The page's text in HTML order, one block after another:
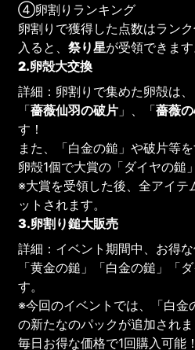
④卵割りランキング
卵割りで獲得した点数はラン
入ると、祭り星が受領できます
2.卵殻大交換
詳細：卵割りで集めた卵殻は
「薔薇仙羽の破片 」、「薔薇
す！
また、「白金の鎚」や破片等
卵殻1個で大賞の「ダイヤの鎚
※大賞を受領した後、全アイテ
ットされます。
3.卵割り鎚大販売
詳細：イベント期間中、お得
「黄金の鎚」「白金の鎚」「
す。
※今回のイベントでは、「白金
の新たなのパックが追加されま
毎日お得な価格で1回購入可能